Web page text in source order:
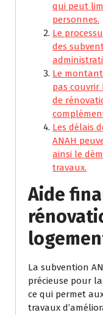
qui peut
personnes.
Le
des
Le
pas
de
Les délais
ANAH
ainsi le
travaux.
Aide
La subvention
précieuse pour
ce qui permet
travaux